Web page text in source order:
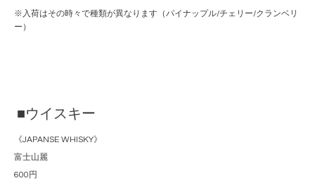
※入荷はその時々で種類が異なります（パイナップル/チェリー/クランベリ
ー）
■ウイスキー
《JAPANSE WHISKY》
富士山麗
600円